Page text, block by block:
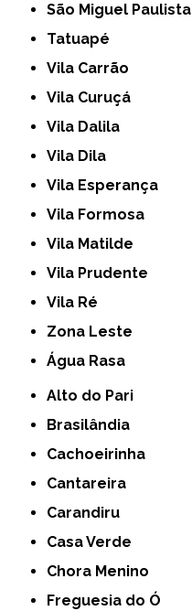
São Miguel Paulista
Tatuapé
Vila Carrão
Vila Curuçá
Vila Dalila
Vila Dila
Vila Esperança
Vila Formosa
Vila Matilde
Vila Prudente
Vila Ré
Zona Leste
Água Rasa
Alto do Pari
Brasilândia
Cachoeirinha
Cantareira
Carandiru
Casa Verde
Chora Menino
Freguesia do Ó